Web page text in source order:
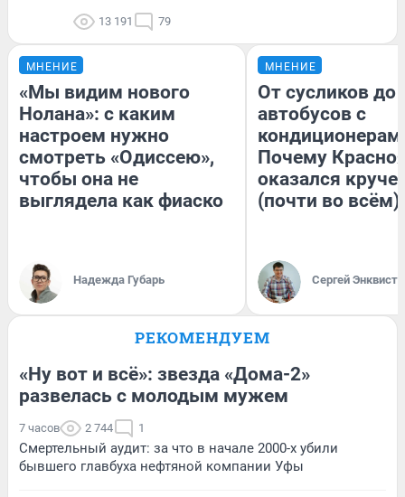
13 191 79
МНЕНИЕ
«Мы видим нового
Нолана»: с каким
настроем нужно
смотреть «Одиссею»,
чтобы она не
выглядела как фиаско
Надежда Губарь
МНЕНИЕ
От сусликов до
автобусов с
Почему
оказался
(почти во всём)
Сергей Энквист
РЕКОМЕНДУЕМ
«Ну вот и всё»: звезда «Дома-2»
развелась с молодым мужем
7 часов 2 744 1
Смертельный аудит: за что в начале 2000-х убили
бывшего главбуха нефтяной компании Уфы